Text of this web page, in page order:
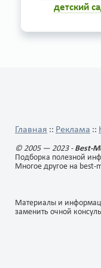
детский
Главная :: Реклама ::
© 2005 — 2023 - Best-
Подборка полезной
Многое другое на best-
Материалы и
заменить очной